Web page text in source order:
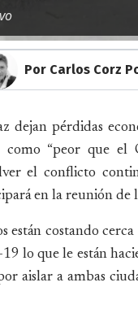
Por Carlos Corz
dejan pérdidas
como “peor que
el conflicto
en la reunión de
están costando
lo que le están
aislar a ambas